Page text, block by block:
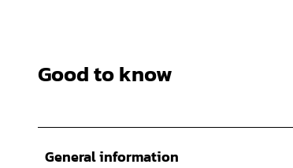
Good to know
General information